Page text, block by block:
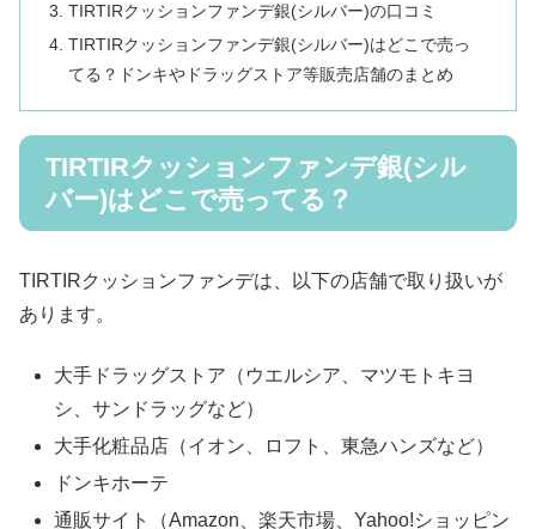
TIRTIRクッションファンデ銀(シルバー)の口コミ
TIRTIRクッションファンデ銀(シルバー)はどこで売っ
てる？ドンキやドラッグストア等販売店舗のまとめ
TIRTIRクッションファンデ銀(シル
バー)はどこで売ってる？
TIRTIRクッションファンデは、以下の店舗で取り扱いが
あります。
大手ドラッグストア（ウエルシア、マツモトキヨ
シ、サンドラッグなど）
大手化粧品店（イオン、ロフト、東急ハンズなど）
ドンキホーテ
通販サイト（Amazon、楽天市場、Yahoo!ショッピン